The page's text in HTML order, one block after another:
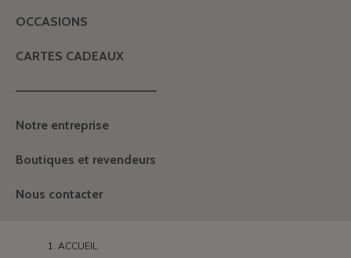
OCCASIONS
CARTES CADEAUX
———————————————
Notre entreprise
Boutiques et revendeurs
Nous contacter
ACCUEIL